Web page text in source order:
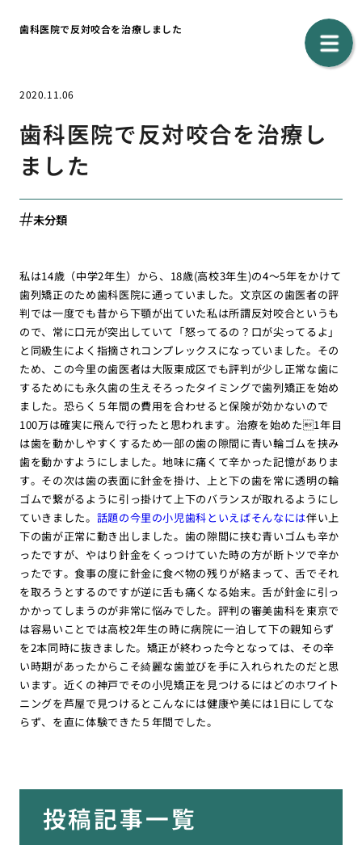
歯科医院で反対咬合を治療しました
2020.11.06
歯科医院で反対咬合を治療し
ました
未分類
私は14歳（中学2年生）から、18歳(高校3年生)の4〜5年をかけて
歯列矯正のため歯科医院に通っていました。文京区の歯医者の評
判では一度でも昔から下顎が出ていた私は所謂反対咬合というも
ので、常に口元が突出していて「怒ってるの？口が尖ってるよ」
と同級生によく指摘されコンプレックスになっていました。その
ため、この今里の歯医者は大阪東成区でも評判が少し正常な歯に
するためにも永久歯の生えそろったタイミングで歯列矯正を始め
ました。恐らく５年間の費用を合わせると保険が効かないので
100万は確実に飛んで行ったと思われます。治療を始めた1年目
は歯を動かしやすくするため一部の歯の隙間に青い輪ゴムを挟み
歯を動かすようにしました。地味に痛くて辛かった記憶がありま
す。その次は歯の表面に針金を掛け、上と下の歯を常に透明の輪
ゴムで繋がるように引っ掛けて上下のバランスが取れるようにし
ていきました。 話題の今里の小児歯科といえばそんなには伴い上
下の歯が正常に動き出しました。歯の隙間に挟む青いゴムも辛か
ったですが、やはり針金をくっつけていた時の方が断トツで辛か
ったです。食事の度に針金に食べ物の残りが絡まって、舌でそれ
を取ろうとするのですが逆に舌も痛くなる始末。舌が針金に引っ
かかってしまうのが非常に悩みでした。評判の審美歯科を東京で
は容易いことでは高校2年生の時に病院に一泊して下の親知らず
を2本同時に抜きました。矯正が終わった今となっては、その辛
い時期があったからこそ綺麗な歯並びを手に入れられたのだと思
います。近くの神戸でその小児矯正を見つけるにはどのホワイト
ニングを芦屋で見つけるとこんなには健康や美には1日にしてな
らず、を直に体験できた５年間でした。
投稿記事一覧